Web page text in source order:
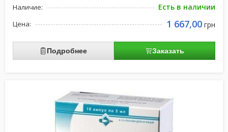
Наличие: Есть в наличии
Цена: 1 667,00 грн
Подробнее Заказать